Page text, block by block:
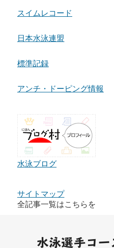
スイムレコード
日本水泳連盟
標準記録
アンチ・ドーピング情報
水泳ブログ
サイトマップ
全記事一覧はこちらを